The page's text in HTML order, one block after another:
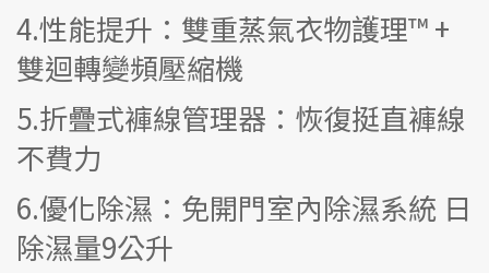
4.性能提升：雙重蒸氣衣物護理™ +
雙迴轉變頻壓縮機
5.折疊式褲線管理器：恢復挺直褲線
不費力
6.優化除濕：免開門室內除濕系統 日
除濕量9公升